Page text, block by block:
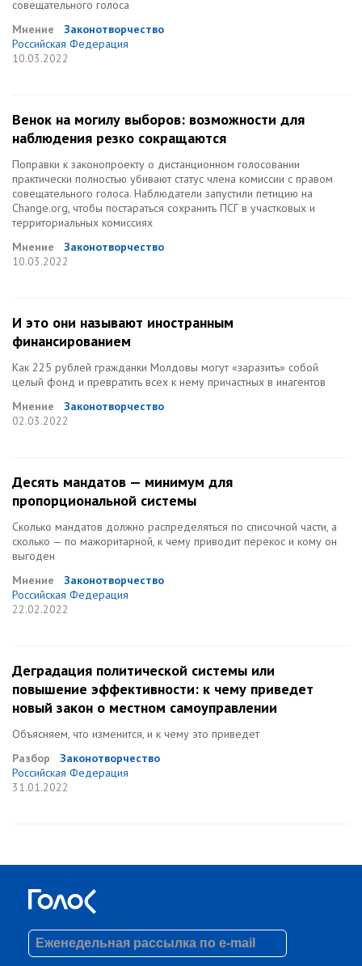
совещательного голоса
Мнение
Законотворчество
Российская Федерация
10.03.2022
Венок на могилу выборов: возможности для
наблюдения резко сокращаются
Поправки к законопроекту о дистанционном голосовании
практически полностью убивают статус члена комиссии с правом
совещательного голоса. Наблюдатели запустили петицию на
Change.org, чтобы постараться сохранить ПСГ в участковых и
территориальных комиссиях
Мнение
Законотворчество
10.03.2022
И это они называют иностранным
финансированием
Как 225 рублей гражданки Молдовы могут «заразить» собой
целый фонд и превратить всех к нему причастных в инагентов
Мнение
Законотворчество
02.03.2022
Десять мандатов — минимум для
пропорциональной системы
Сколько мандатов должно распределяться по списочной части, а
сколько — по мажоритарной, к чему приводит перекос и кому он
выгоден
Мнение
Законотворчество
Российская Федерация
22.02.2022
Деградация политической системы или
повышение эффективности: к чему приведет
новый закон о местном самоуправлении
Объясняем, что изменится, и к чему это приведет
Разбор
Законотворчество
Российская Федерация
31.01.2022